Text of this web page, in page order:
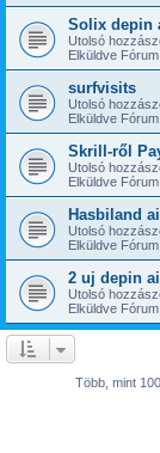
Solix depin
Utolsó
Elküldve Fórum:
surfvisits
Utolsó
Elküldve Fórum:
Skrill-ről
Utolsó
Elküldve Fórum:
Hasbiland
Utolsó
Elküldve Fórum:
2 uj depin
Utolsó
Elküldve Fórum:
Több, mint